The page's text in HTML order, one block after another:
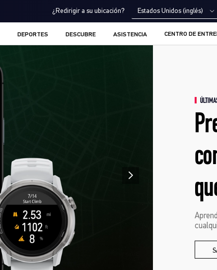
¿Redirigir a su ubicación? Estados Unidos (inglés)
DEPORTES DESCUBRE ASISTENCIA CENTRO DE